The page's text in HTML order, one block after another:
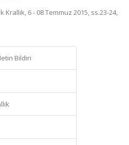
6 - 08 Temmuz 2015, ss.23-24,
Bildiri